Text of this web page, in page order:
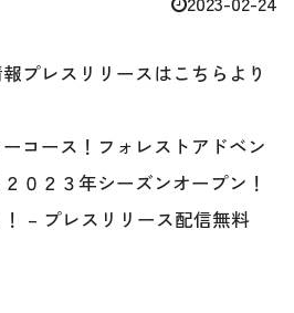
プレスリリースはこちらより
コース！フォレストアドベン
０２３年シーズンオープン！
– プレスリリース配信無料